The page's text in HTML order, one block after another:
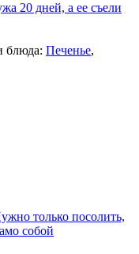
20 дней, а ее съели
блюда: Печенье,
только посолить,
собой